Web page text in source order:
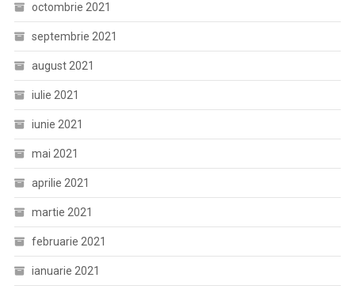
octombrie 2021
septembrie 2021
august 2021
iulie 2021
iunie 2021
mai 2021
aprilie 2021
martie 2021
februarie 2021
ianuarie 2021